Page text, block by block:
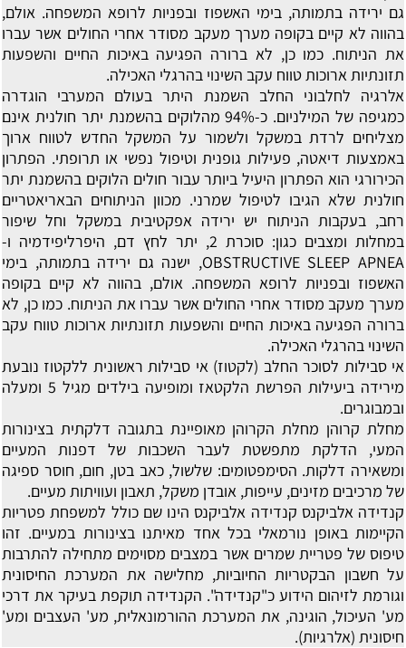
גם ירידה בתמותה, בימי האשפוז ובפניות לרופא המשפחה. אולם,
בהווה לא קיים בקופה מערך מעקב מסודר אחרי החולים אשר עברו
את הניתוח. כמו כן, לא ברורה הפגיעה באיכות החיים והשפעות
תזונתיות ארוכות טווח עקב השינוי בהרגלי האכילה.
אלרגיה לחלבוני החלב השמנת היתר בעולם המערבי הוגדרה
כמגיפה של המילניום. כ-94% מהלוקים בהשמנת יתר חולנית אינם
מצליחים לרדת במשקל ולשמור על המשקל החדש לטווח ארוך
באמצעות דיאטה, פעילות גופנית וטיפול נפשי או תרופתי. הפתרון
הכירורגי הוא הפתרון היעיל ביותר עבור חולים הלוקים בהשמנת יתר
חולנית שלא הגיבו לטיפול שמרני. מכוון הניתוחים הבאריאטריים
רחב, בעקבות הניתוח יש ירידה אפקטיבית במשקל וחל שיפור
במחלות ומצבים כגון: סוכרת 2, יתר לחץ דם, היפרליפידמיה ו-
OBSTRUCTIVE SLEEP APNEA, ישנה גם ירידה בתמותה, בימי
האשפוז ובפניות לרופא המשפחה. אולם, בהווה לא קיים בקופה
מערך מעקב מסודר אחרי החולים אשר עברו את הניתוח. כמו כן, לא
ברורה הפגיעה באיכות החיים והשפעות תזונתיות ארוכות טווח עקב
השינוי בהרגלי האכילה.
אי סבילות לסוכר החלב (לקטוז) אי סבילות ראשונית ללקטוז נובעת
מירידה ביעילות הפרשת הלקטאז ומופיעה בילדים מגיל 5 ומעלה
ובמבוגרים.
מחלת קרוהן מחלת הקרוהן מאופיינת בתגובה דלקתית בצינורות
המעי, הדלקת מתפשטת לעבר השכבות של דפנות המעיים
ומשאירה דלקות. הסימפטומים: שלשול, כאב בטן, חום, חוסר ספיגה
של מרכיבים מזינים, עייפות, אובדן משקל, תאבון ועוויתות מעיים.
קנדידה אלביקנס קנדידה אלביקנס הינו שם כולל למשפחת פטריות
הקיימות באופן נורמאלי בכל אחד מאיתנו בצינורות במעיים. זהו
טיפוס של פטריית שמרים אשר במצבים מסוימים מתחילה להתרבות
על חשבון הבקטריות החיוביות, מחלישה את המערכת החיסונית
וגורמת לזיהום הידוע כ"קנדידה". הקנדידה תוקפת בעיקר את דרכי
מע' העיכול, הוגינה, את המערכת ההורמונאלית, מע' העצבים ומע'
חיסונית (אלרגיות).